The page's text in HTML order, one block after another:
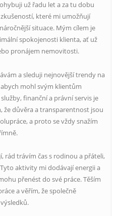
už řadu let a za tu dobu
které mi umožňují
situace. Mým cílem je
spokojenosti klienta, ať už
pronájem nemovitosti.
a sleduji nejnovější trendy na
mohl svým klientům
finanční a právní servis je
že důvěra a transparentnost jsou
a proto se vždy snažím
rád trávím čas s rodinou a přáteli,
aktivity mi dodávají energii a
přenést do své práce. Těším
a věřím, že společně